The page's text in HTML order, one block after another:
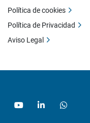
youtubelinkedin
Política de cookies
Política de Privacidad
Aviso Legal